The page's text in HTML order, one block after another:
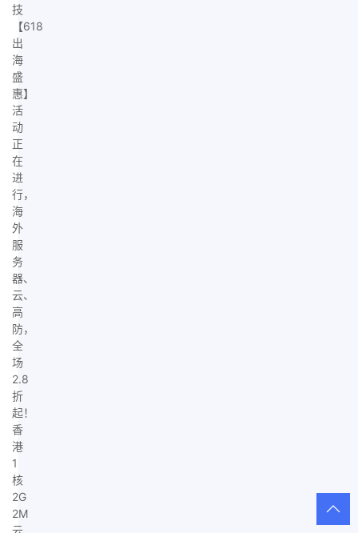
技
【618
出
海
盛
惠】
活
动
正
在
进
行，
海
外
服
务
器、
云、
高
防，
全
场
2.8
折
起！
香
港
1
核
2G
2M
云